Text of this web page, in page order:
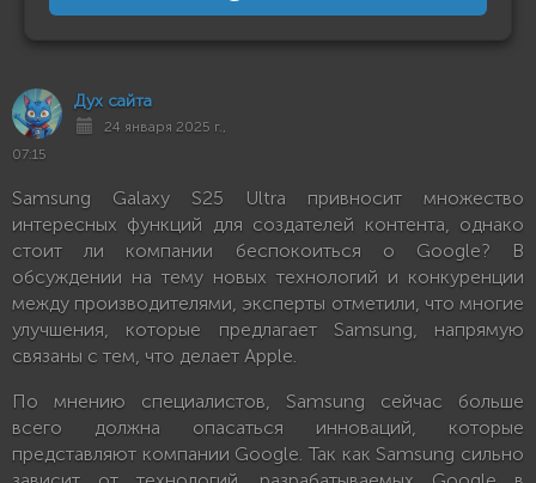
Дух сайта
24 января 2025 г.,
07:15
Samsung Galaxy S25 Ultra привносит множество
интересных функций для создателей контента, однако
стоит ли компании беспокоиться о Google? В
обсуждении на тему новых технологий и конкуренции
между производителями, эксперты отметили, что многие
улучшения, которые предлагает Samsung, напрямую
связаны с тем, что делает Apple.
По мнению специалистов, Samsung сейчас больше
всего должна опасаться инноваций, которые
представляют компании Google. Так как Samsung сильно